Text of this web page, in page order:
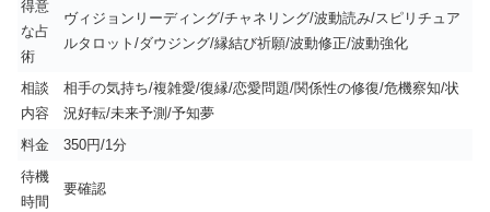
得意
な占
術
ヴィジョンリーディング/チャネリング/波動読み/スピリチュア
ルタロット/ダウジング/縁結び祈願/波動修正/波動強化
相談
内容
相手の気持ち/複雑愛/復縁/恋愛問題/関係性の修復/危機察知/状
況好転/未来予測/予知夢
料金
350円/1分
待機
時間
要確認